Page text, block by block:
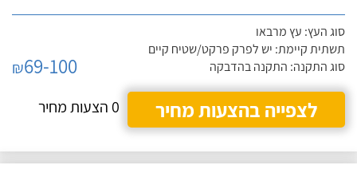
סוג העץ: עץ מרבאו
תשתית קיימת: יש לפרק פרקט/שטיח קיים
סוג התקנה: התקנה בהדבקה
₪69-100
לצפייה בהצעות מחיר
0 הצעות מחיר